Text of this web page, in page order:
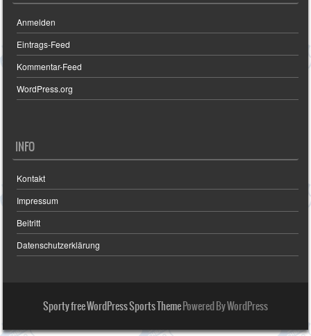
Anmelden
Eintrags-Feed
Kommentar-Feed
WordPress.org
INFO
Kontakt
Impressum
Beitritt
Datenschutzerklärung
Sporty free WordPress Sports ThemePowered By WordPress